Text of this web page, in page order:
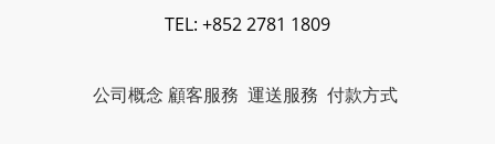
TEL: +852 2781 1809
公司概念 顧客服務 運送服務 付款方式